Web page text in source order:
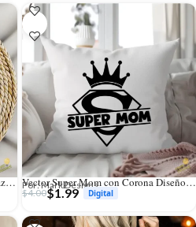
Vector Mamá Estilo Coquette con Lazo y Brillos para Sublimación Vector Super Mom con Corona Diseño para Corte en Vinilo y Sublimación
Por: Mark Designs
$4.00$1.99